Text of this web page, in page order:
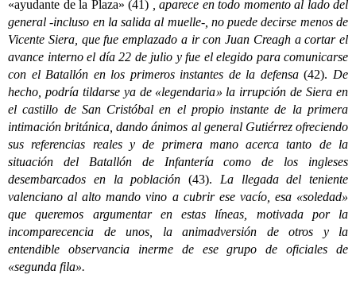
«ayudante de la Plaza» (41)
, aparece en todo momento al lado del
general -incluso en la salida al muelle-, no puede decirse menos de
Vicente Siera, que fue emplazado a ir con Juan Creagh a cortar el
avance interno el día 22 de julio y fue el elegido para comunicarse
con el Batallón en los primeros instantes de la defensa(42). De
hecho, podría tildarse ya de «legendaria» la irrupción de Siera en
el castillo de San Cristóbal en el propio instante de la primera
intimación británica, dando ánimos al general Gutiérrez ofreciendo
sus referencias reales y de primera mano acerca tanto de la
situación del Batallón de Infantería como de los ingleses
desembarcados en la población (43). La llegada del teniente
valenciano al alto mando vino a cubrir ese vacío, esa «soledad»
que queremos argumentar en estas líneas, motivada por la
incomparecencia de unos, la animadversión de otros y la
entendible observancia inerme de ese grupo de oficiales de
«segunda fila».